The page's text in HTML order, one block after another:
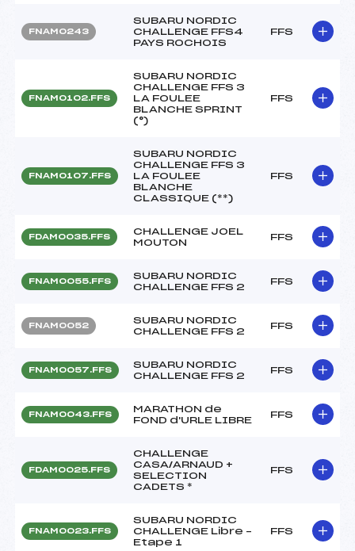
FNAM0243
SUBARU NORDIC
CHALLENGE FFS4
PAYS ROCHOIS
FFS
FNAM0102.FFS
SUBARU NORDIC
CHALLENGE FFS 3
LA FOULEE
BLANCHE SPRINT
(°)
FFS
FNAM0107.FFS
SUBARU NORDIC
CHALLENGE FFS 3
LA FOULEE
BLANCHE
CLASSIQUE (**)
FFS
FDAM0035.FFS
CHALLENGE JOEL
MOUTON
FFS
FNAM0055.FFS
SUBARU NORDIC
CHALLENGE FFS 2
FFS
FNAM0052
SUBARU NORDIC
CHALLENGE FFS 2
FFS
FNAM0057.FFS
SUBARU NORDIC
CHALLENGE FFS 2
FFS
FNAM0043.FFS
MARATHON de
FOND d'URLE LIBRE
FFS
FDAM0025.FFS
CHALLENGE
CASA/ARNAUD +
SELECTION
CADETS *
FFS
FNAM0023.FFS
SUBARU NORDIC
CHALLENGE Libre –
Etape 1
FFS